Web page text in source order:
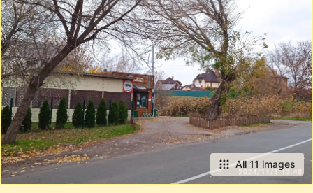
All 11 images